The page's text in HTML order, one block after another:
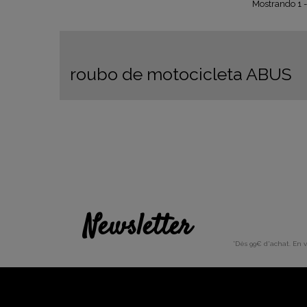
Mostrando 1
roubo de motocicleta ABUS
Newsletter *Dès 99€ d'achat.